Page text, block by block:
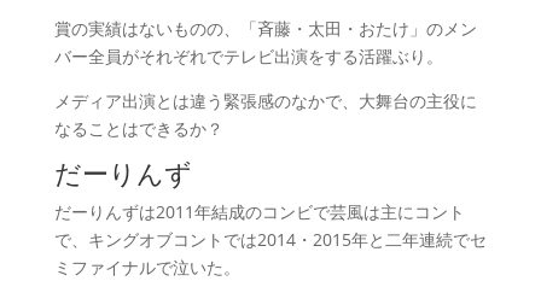
賞の実績はないものの、「斉藤・太田・おたけ」のメン
バー全員がそれぞれでテレビ出演をする活躍ぶり。
メディア出演とは違う緊張感のなかで、大舞台の主役に
なることはできるか？
だーりんず
だーりんずは2011年結成のコンビで芸風は主にコント
で、キングオブコントでは2014・2015年と二年連続でセ
ミファイナルで泣いた。